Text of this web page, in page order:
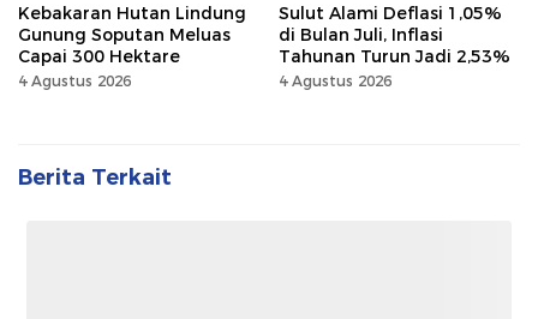
Kebakaran Hutan Lindung
Gunung Soputan Meluas
Capai 300 Hektare
4 Agustus 2026
Sulut Alami Deflasi 1,05%
di Bulan Juli, Inflasi
Tahunan Turun Jadi 2,53%
4 Agustus 2026
Berita Terkait